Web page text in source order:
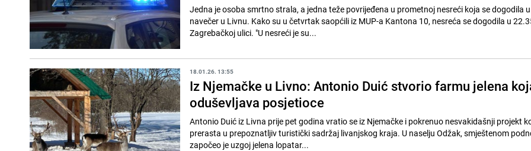
Jedna je osoba smrtno strala, a jedna teže povrijeđena u prometnoj nesreći koja se dogodila
navečer u Livnu. Kako su u četvrtak saopćili iz MUP-a Kantona 10, nesreća se dogodila u
Zagrebačkoj ulici. "U nesreći je su...
18.01.26. 13:55
Iz Njemačke u Livno: Antonio Duić stvorio farmu jelena
oduševljava posjetioce
Antonio Duić iz Livna prije pet godina vratio se iz Njemačke i pokrenuo nesvakidašnji projekt
prerasta u prepoznatljiv turistički sadržaj livanjskog kraja. U naselju Odžak, smještenom
započeo je uzgoj jelena lopatar...